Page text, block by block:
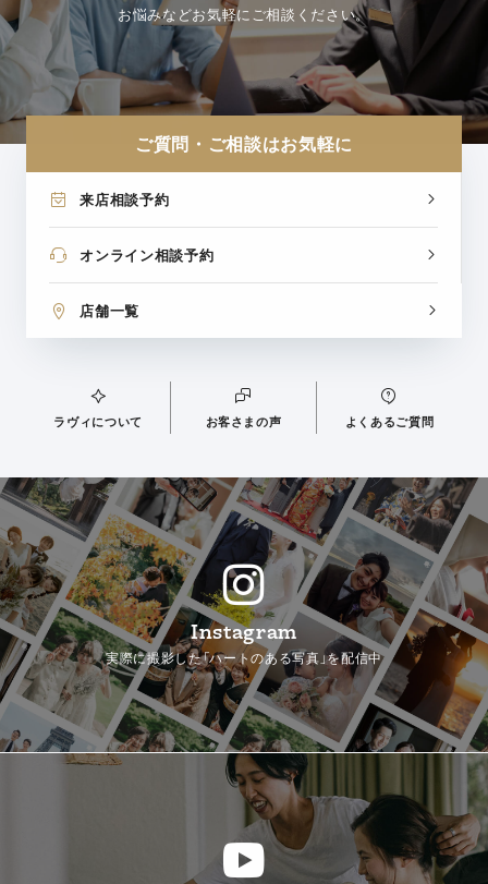
お悩みなどお気軽にご相談ください。
ご質問・ご相談はお気軽に
来店相談予約
オンライン相談予約
店舗一覧
ラヴィについて お客さまの声 よくあるご質問
Instagram
実際に撮影した「ハートのある写真」を配信中